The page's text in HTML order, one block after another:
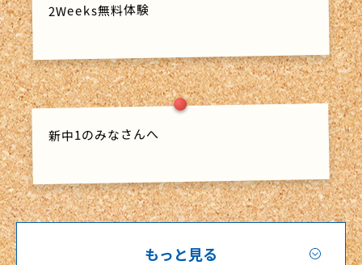
2Weeks無料体験
新中1のみなさんへ
もっと見る